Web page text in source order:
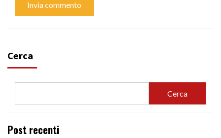
Cerca
Cerca
Post recenti